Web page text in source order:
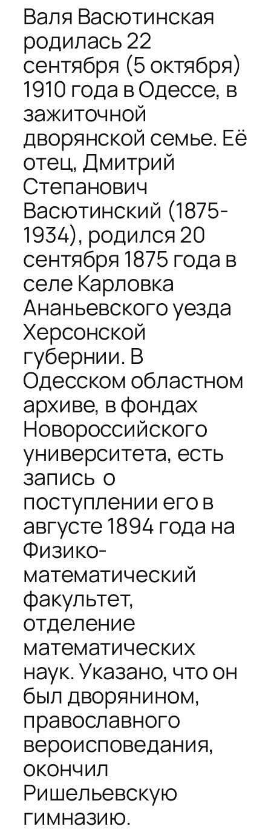
Валя Васютинская
родилась 22
сентября (5 октября)
1910 года в Одессе, в
зажиточной
дворянской семье. Её
отец, Дмитрий
Степанович
Васютинский (1875-
1934), родился 20
сентября 1875 года в
селе Карловка
Ананьевского уезда
Херсонской
губернии. В
Одесском областном
архиве, в фондах
Новороссийского
университета, есть
запись о
поступлении его в
августе 1894 года на
Физико-
математический
факультет,
отделение
математических
наук. Указано, что он
был дворянином,
православного
вероисповедания,
окончил
Ришельевскую
гимназию.